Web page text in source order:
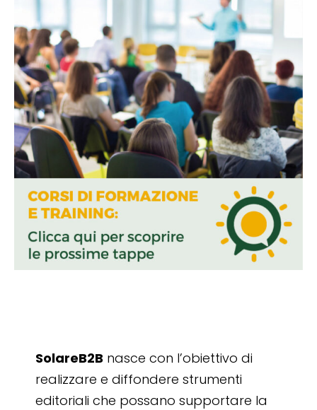
SolareB2B nasce con l’obiettivo di
realizzare e diffondere strumenti
editoriali che possano supportare la